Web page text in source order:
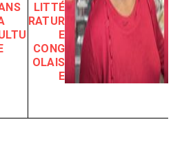
LITTÉ
RATUR
E
CONG
OLAIS
E